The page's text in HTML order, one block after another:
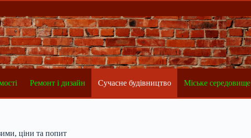
Ремонт і дизайн Сучасне будівництво Міське середовище
ціни та попит